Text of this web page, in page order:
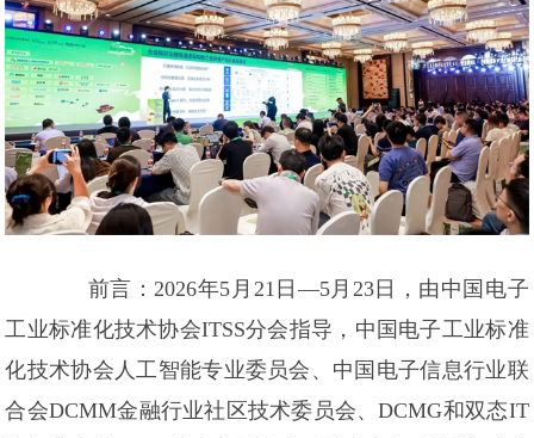
前言：2026年5月21日—5月23日，由中国电子
工业标准化技术协会ITSS分会指导，中国电子工业标准
化技术协会人工智能专业委员会、中国电子信息行业联
合会DCMM金融行业社区技术委员会、DCMG和双态IT